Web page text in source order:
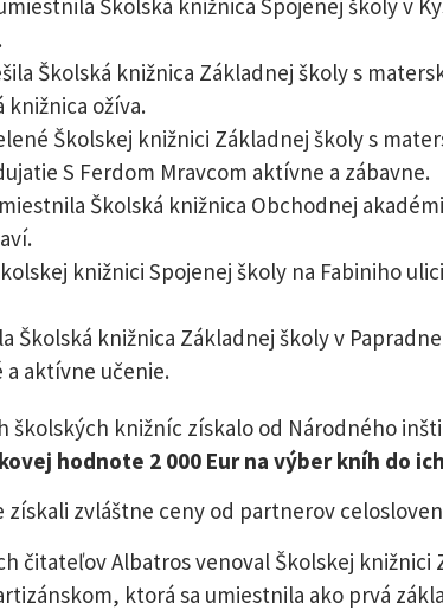
Školská knižnica Spojenej školy v
Školská knižnica Základnej školy s
knižnica ožíva.
Školskej knižnici Základnej školy s
S Ferdom Mravcom aktívne a zábavne.
Školská knižnica Obchodnej
knižnici Spojenej školy na Fabiniho
Školská knižnica Základnej školy v
aktívne učenie.
školských knižníc získalo od Národného
hodnote 2 000 Eur na výber kníh do
získali zvláštne ceny od partnerov
čitateľov Albatros venoval Školskej knižnici
ktorá sa umiestnila ako prvá